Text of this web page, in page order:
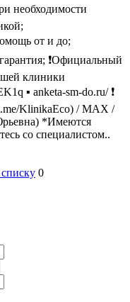
необходимости
от и до;
❗Официальный
клиники
▪ anketa-sm-do.ru/ ❗
KlinikaEco) / MAX /
*Имеются
со специалистом..
0